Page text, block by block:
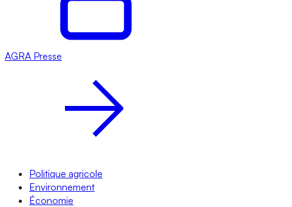
AGRA Presse
Politique agricole
Environnement
Économie